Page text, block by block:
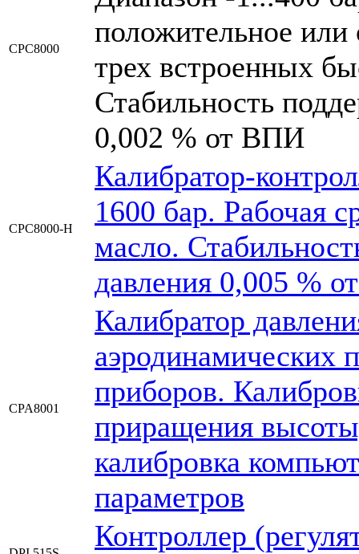
CPC8000
положительное или
трех встроенных
Стабильность
0,002 % от ВПИ
CPC8000-H
Калибратор-
1600 бар. Рабочая
масло.
давления 0,005 %
CPA8001
Калибратор
аэродинамических
приборов.
приращения
калибровка
параметров
Контроллер